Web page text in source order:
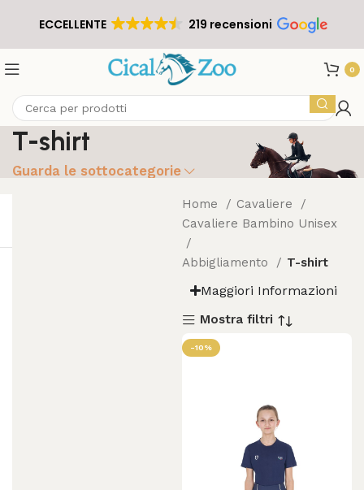
ECCELLENTE 219 recensioni
0
T-shirt
Guarda le sottocategorie
Home
Cavaliere
Cavaliere Bambino Unisex
Abbigliamento T-shirt
Maggiori Informazioni
Mostra filtri
-10%